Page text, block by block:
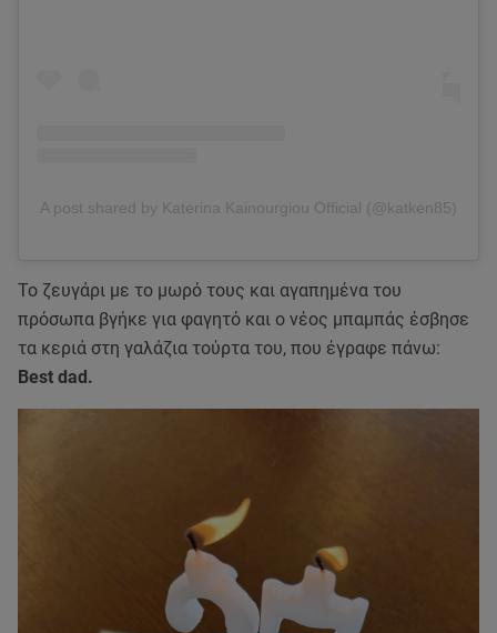
A post shared by Katerina Kainourgiou Official (@katken85)
To ζευγάρι με το μωρό τους και αγαπημένα του
πρόσωπα βγήκε για φαγητό και ο νέος μπαμπάς έσβησε
τα κεριά στη γαλάζια τούρτα του, που έγραφε πάνω:
Βest dad.